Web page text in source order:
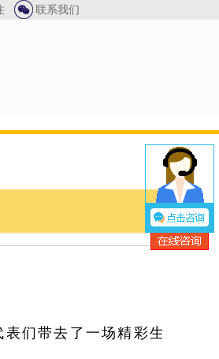
联系我们
们带去了一场精彩生